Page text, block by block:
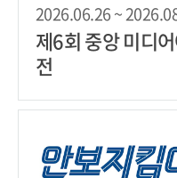
2026.06.26 ~
제6회 중앙 미디
전